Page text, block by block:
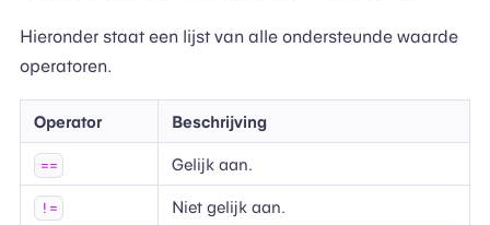
Hieronder staat een lijst van alle ondersteunde waarde
operatoren.
Operator Beschrijving
== Gelijk aan.
!= Niet gelijk aan.